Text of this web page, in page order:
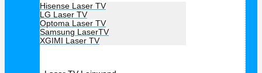
Hisense Laser TV
LG Laser TV
Optoma Laser TV
Samsung LaserTV
XGIMI Laser TV